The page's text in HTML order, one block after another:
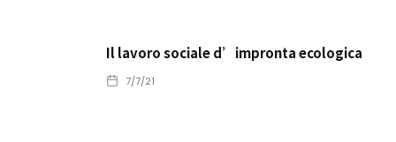
Il lavoro sociale d’impronta ecologica
7/7/21